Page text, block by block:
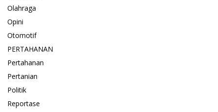
Olahraga
Opini
Otomotif
PERTAHANAN
Pertahanan
Pertanian
Politik
Reportase